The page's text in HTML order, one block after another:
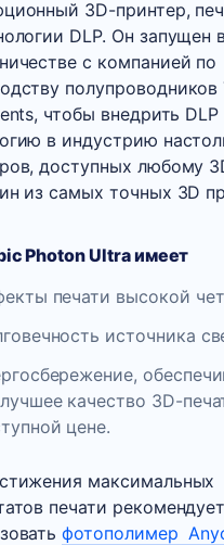
3D-принтер,
DLP. Он запущен
с компанией по
полупроводников
чтобы внедрить DLP
в индустрию
доступных любому
из самых точных 3D
Photon Ultra имеет
печати высокой
источника
качество 3D-
цене.
максимальных
печати
фотополимер